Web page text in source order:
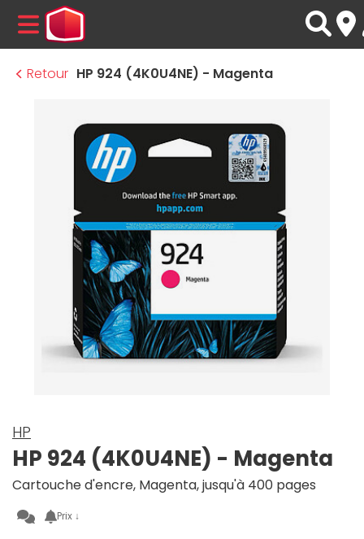
MENU
Retour HP 924 (4K0U4NE) - Magenta
HP
HP 924 (4K0U4NE) - Magenta
Cartouche d'encre, Magenta, jusqu'à 400 pages
Prix ↓